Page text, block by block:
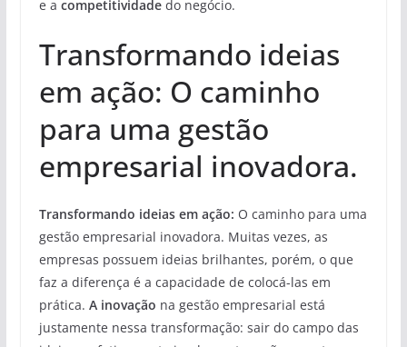
e a competitividadedo negócio.
Transformando ideias
em ação: O caminho
para uma gestão
empresarial inovadora.
Transformando ideias em ação: O caminho para uma
gestão empresarial inovadora. Muitas vezes, as
empresas possuem ideias brilhantes, porém, o que
faz a diferença é a capacidade de colocá-las em
prática. A inovação na gestão empresarial está
justamente nessa transformação: sair do campo das